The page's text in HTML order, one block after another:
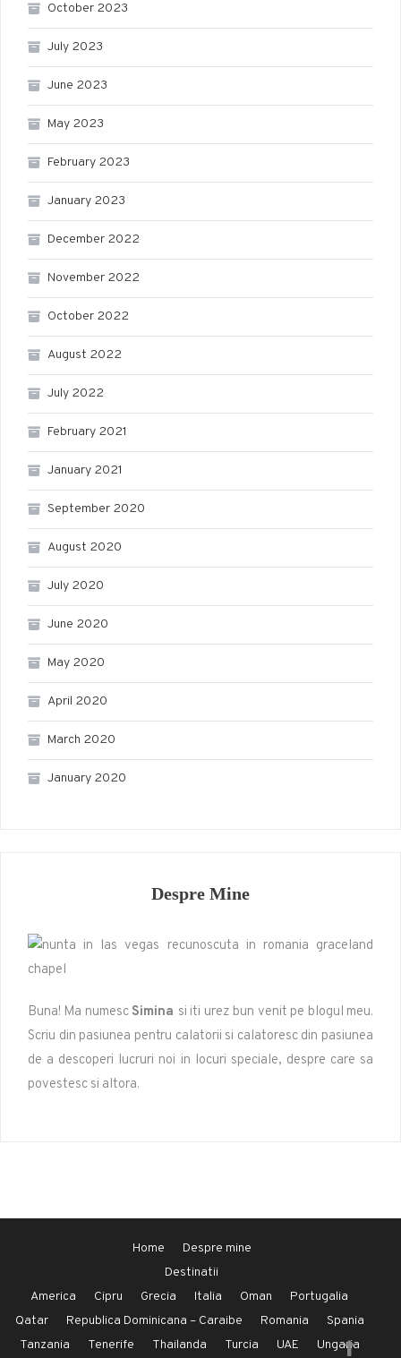
October 2023
July 2023
June 2023
May 2023
February 2023
January 2023
December 2022
November 2022
October 2022
August 2022
July 2022
February 2021
January 2021
September 2020
August 2020
July 2020
June 2020
May 2020
April 2020
March 2020
January 2020
Despre Mine
Buna! Ma numesc Simina si iti urez bun venit pe blogul meu.
Scriu din pasiunea pentru calatorii si calatoresc din pasiunea
de a descoperi lucruri noi in locuri speciale, despre care sa
povestesc si altora.
Home
Despre mine
Destinatii
America
Cipru Grecia Italia Oman
Portugalia
Qatar
Republica Dominicana – Caraibe Romania
Spania
Tanzania
Tenerife Thailanda Turcia UAE Ungaria